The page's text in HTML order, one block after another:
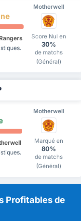
Motherwell
Score Nul en
30%
de matchs
(Général)
Motherwell
Marqué en
80%
de matchs
(Général)
Profitables de